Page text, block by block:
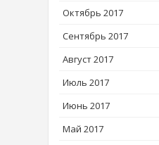
Октябрь 2017
Сентябрь 2017
Август 2017
Июль 2017
Июнь 2017
Май 2017